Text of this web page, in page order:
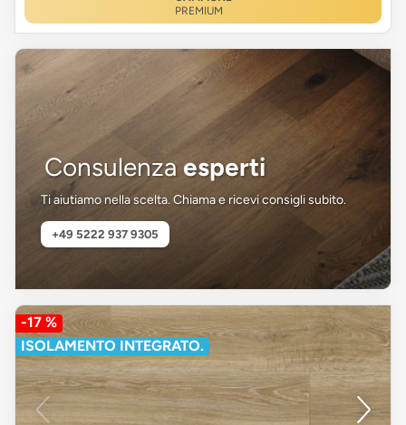
PREMIUM
Consulenza esperti
Ti aiutiamo nella scelta. Chiama e ricevi consigli subito.
+49 5222 937 9305
-17 %
ISOLAMENTO INTEGRATO.